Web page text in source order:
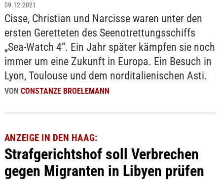
09.12.2021
Cisse, Christian und Narcisse waren unter den
ersten Geretteten des Seenotrettungsschiffs
„Sea-Watch 4“. Ein Jahr später kämpfen sie noch
immer um eine Zukunft in Europa. Ein Besuch in
Lyon, Toulouse und dem norditalienischen Asti.
VON CONSTANZE BROELEMANN
ANZEIGE IN DEN HAAG:
Strafgerichtshof soll Verbrechen
gegen Migranten in Libyen prüfen